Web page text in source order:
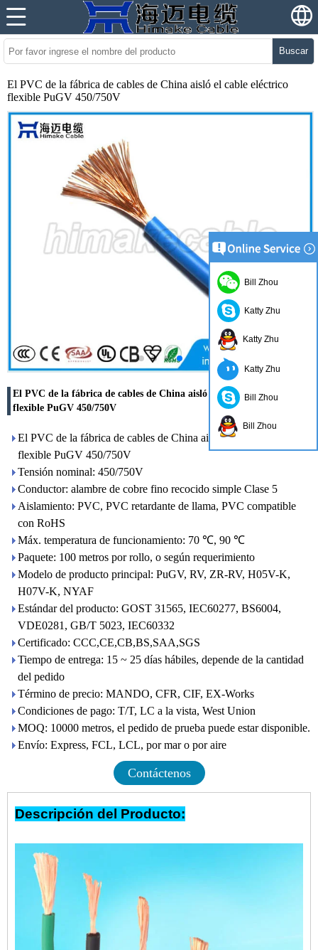
Buscar
El PVC de la fábrica de cables de China aisló el cable eléctrico
flexible PuGV 450/750V
El PVC de la fábrica de cables de China aisló el cable eléctrico
flexible PuGV 450/750V
El PVC de la fábrica de cables de China aisló el cable eléctrico
flexible PuGV 450/750V
Tensión nominal: 450/750V
Conductor: alambre de cobre fino recocido simple Clase 5
Aislamiento: PVC, PVC retardante de llama, PVC compatible
con RoHS
Máx. temperatura de funcionamiento: 70 ℃, 90 ℃
Paquete: 100 metros por rollo, o según requerimiento
Modelo de producto principal: PuGV, RV, ZR-RV, H05V-K,
H07V-K, NYAF
Estándar del producto: GOST 31565, IEC60277, BS6004,
VDE0281, GB/T 5023, IEC60332
Certificado: CCC,CE,CB,BS,SAA,SGS
Tiempo de entrega: 15 ~ 25 días hábiles, depende de la cantidad
del pedido
Término de precio: MANDO, CFR, CIF, EX-Works
Condiciones de pago: T/T, LC a la vista, West Union
MOQ: 10000 metros, el pedido de prueba puede estar disponible.
Envío: Express, FCL, LCL, por mar o por aire
Contáctenos
Descripción del Producto:
Bill Zhou
Katty Zhu
Katty Zhu
Katty Zhu
Bill Zhou
Bill Zhou